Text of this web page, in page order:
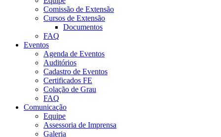
Comissão de Extensão
Cursos de Extensão
Documentos
FAQ
Eventos
Agenda de Eventos
Auditórios
Cadastro de Eventos
Certificados FE
Colação de Grau
FAQ
Comunicação
Equipe
Assessoria de Imprensa
Galeria